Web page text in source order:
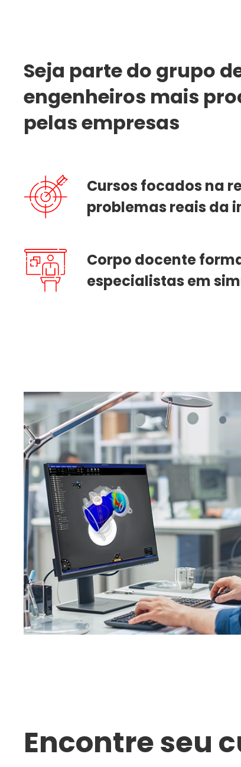
Seja parte do grupo
engenheiros mais
pelas empresas
Cursos focados na
problemas reais da
Corpo docente
especialistas em
Encontre seu